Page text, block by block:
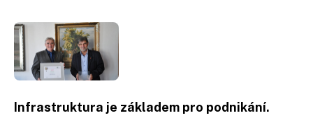
Infrastruktura je základem pro podnikání.